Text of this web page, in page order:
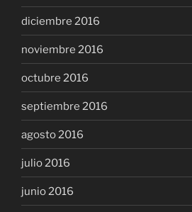
diciembre 2016
noviembre 2016
octubre 2016
septiembre 2016
agosto 2016
julio 2016
junio 2016